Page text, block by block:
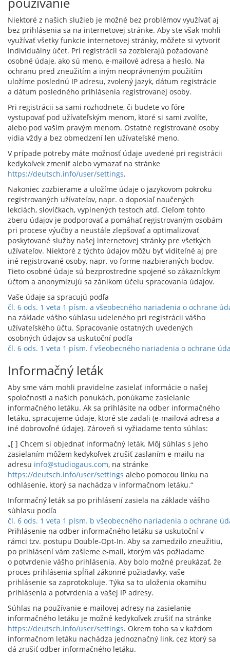
Niektoré z našich služieb je možné bez problémov využívať aj
bez prihlásenia sa na internetovej stránke. Aby ste však mohli
využívať všetky funkcie internetovej stránky, môžete si vytvoriť
individuálny účet. Pri registrácii sa zozbierajú požadované
osobné údaje, ako sú meno, e-mailové adresa a heslo. Na
ochranu pred zneužitím a iným neoprávneným použitím
uložíme poslednú IP adresu, zvolený jazyk, dátum registrácie
a dátum posledného prihlásenia registrovanej osoby.
Pri registrácii sa sami rozhodnete, či budete vo fóre
vystupovať pod užívateľským menom, ktoré si sami zvolíte,
alebo pod vaším pravým menom. Ostatné registrované osoby
vidia vždy a bez obmedzení len užívateľské meno.
V prípade potreby máte možnosť údaje uvedené pri registrácii
kedykoľvek zmeniť alebo vymazať na stránke
https://deutsch.info/user/settings.
Nakoniec zozbierame a uložíme údaje o jazykovom pokroku
registrovaných užívateľov, napr. o doposiaľ naučených
lekciách, slovíčkach, vyplnených testoch atď. Cieľom tohto
zberu údajov je podporovať a pomáhať registrovaným osobám
pri procese výučby a neustále zlepšovať a optimalizovať
poskytované služby našej internetovej stránky pre všetkých
užívateľov. Niektoré z týchto údajov môžu byť viditeľné aj pre
iné registrované osoby, napr. vo forme nazbieraných bodov.
Tieto osobné údaje sú bezprostredne spojené so zákazníckym
účtom a anonymizujú sa zánikom účelu spracovania údajov.
Vaše údaje sa spracujú podľa
čl. 6 ods. 1 veta 1 písm. a všeobecného nariadenia o ochrane
na základe vášho súhlasu udeleného pri registrácii vášho
užívateľského účtu. Spracovanie ostatných uvedených
osobných údajov sa uskutoční podľa
čl. 6 ods. 1 veta 1 písm. f všeobecného nariadenia o ochrane
Informačný leták
Aby sme vám mohli pravidelne zasielať informácie o našej
spoločnosti a našich ponukách, ponúkame zasielanie
informačného letáku. Ak sa prihlásite na odber informačného
letáku, spracujeme údaje, ktoré ste zadali (e-mailová adresa a
iné dobrovoľné údaje). Zároveň si vyžiadame tento súhlas:
„[ ] Chcem si objednať informačný leták. Môj súhlas s jeho
zasielaním môžem kedykoľvek zrušiť zaslaním e-mailu na
adresu info@studiogaus.com, na stránke
https://deutsch.info/user/settings alebo pomocou linku na
odhlásenie, ktorý sa nachádza v informačnom letáku.“
Informačný leták sa po prihlásení zasiela na základe vášho
súhlasu podľa
čl. 6 ods. 1 veta 1 písm. b všeobecného nariadenia o ochrane
Prihlásenie na odber informačného letáku sa uskutoční v
rámci tzv. postupu Double-Opt-In. Aby sa zamedzilo zneužitiu,
po prihlásení vám zašleme e-mail, ktorým vás požiadame
o potvrdenie vášho prihlásenia. Aby bolo možné preukázať, že
proces prihlásenia spĺňal zákonné požiadavky, vaše
prihlásenie sa zaprotokoluje. Týka sa to uloženia okamihu
prihlásenia a potvrdenia a vašej IP adresy.
Súhlas na používanie e-mailovej adresy na zasielanie
informačného letáku je možné kedykoľvek zrušiť na stránke
https://deutsch.info/user/settings. Okrem toho sa v každom
informačnom letáku nachádza jednoznačný link, cez ktorý sa
dá zrušiť odber informačného letáku.